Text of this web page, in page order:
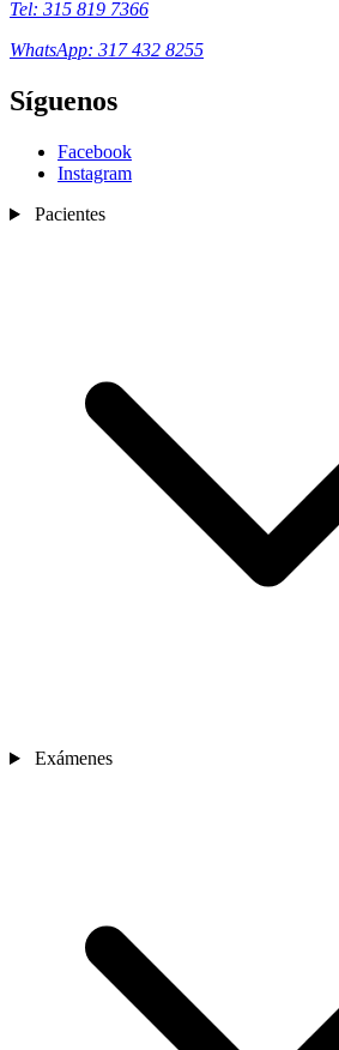
Tel: 315 819 7366
WhatsApp: 317 432 8255
Síguenos
Facebook
Instagram
Pacientes
Exámenes